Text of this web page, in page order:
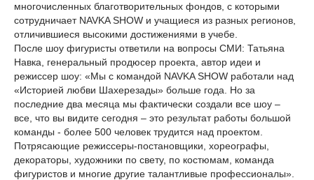
многочисленных благотворительных фондов, с которыми
сотрудничает NAVKA SHOW и учащиеся из разных регионов,
отличившиеся высокими достижениями в учебе.
После шоу фигуристы ответили на вопросы СМИ: Татьяна
Навка, генеральный продюсер проекта, автор идеи и
режиссер шоу: «Мы с командой NAVKA SHOW работали над
«Историей любви Шахерезады» больше года. Но за
последние два месяца мы фактически создали все шоу –
все, что вы видите сегодня – это результат работы большой
команды - более 500 человек трудится над проектом.
Потрясающие режиссеры-постановщики, хореографы,
декораторы, художники по свету, по костюмам, команда
фигуристов и многие другие талантливые профессионалы».